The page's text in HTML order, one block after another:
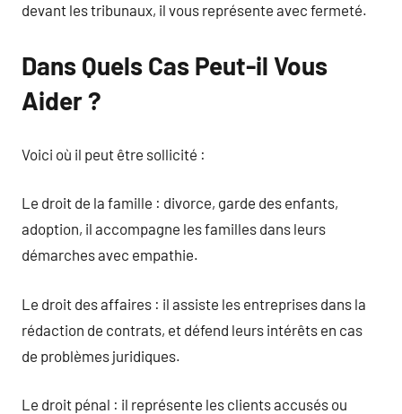
devant les tribunaux, il vous représente avec fermeté.
Dans Quels Cas Peut-il Vous
Aider ?
Voici où il peut être sollicité :
Le droit de la famille : divorce, garde des enfants,
adoption, il accompagne les familles dans leurs
démarches avec empathie.
Le droit des affaires : il assiste les entreprises dans la
rédaction de contrats, et défend leurs intérêts en cas
de problèmes juridiques.
Le droit pénal : il représente les clients accusés ou